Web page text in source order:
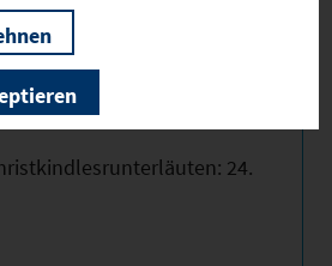
Leutershausen: 3.
24.